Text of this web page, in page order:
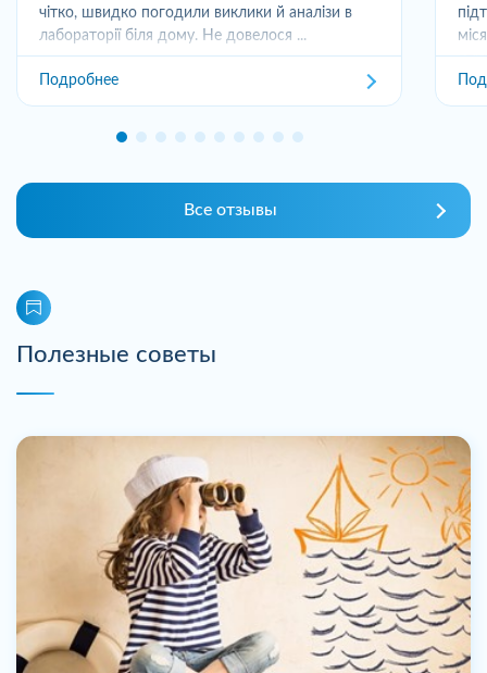
чітко, швидко погодили виклики й аналізи в
лабораторії біля дому. Не довелося ...
Подробнее
Все отзывы
Полезные советы